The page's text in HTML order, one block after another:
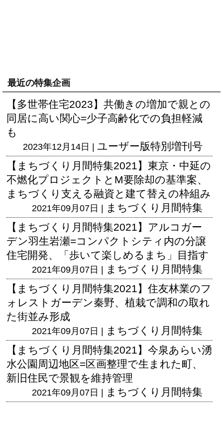
最近の特集企画
【多世帯住宅2023】共働きの増加で親との
同居に高い関心=少子高齢化での負担軽減
も
2023年12月14日 | ユーザー版特別増刊号
【まちづくり月間特集2021】東京・中延の
不燃化プロジェクトとM要除却の基準案、
まちづくり支える融資と建て替えの枠組み
2021年09月07日 | まちづくり月間特集
【まちづくり月間特集2021】アルコガー
デン羽生岩瀬=コンパクトシティ内の分譲
住宅開発、「歩いて楽しめるまち」目指す
2021年09月07日 | まちづくり月間特集
【まちづくり月間特集2021】住友林業のフ
ォレストガーデン秦野、植栽で調和の取れ
た街並み形成
2021年09月07日 | まちづくり月間特集
【まちづくり月間特集2021】今泉あらい湧
水公園周辺地区=区画整理で生まれた町、
新旧住民で景観を維持管理
2021年09月07日 | まちづくり月間特集